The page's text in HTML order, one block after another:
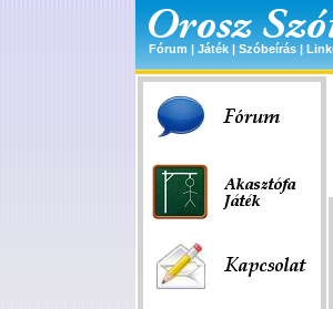
Fórum | Játék | Szóbeírás |